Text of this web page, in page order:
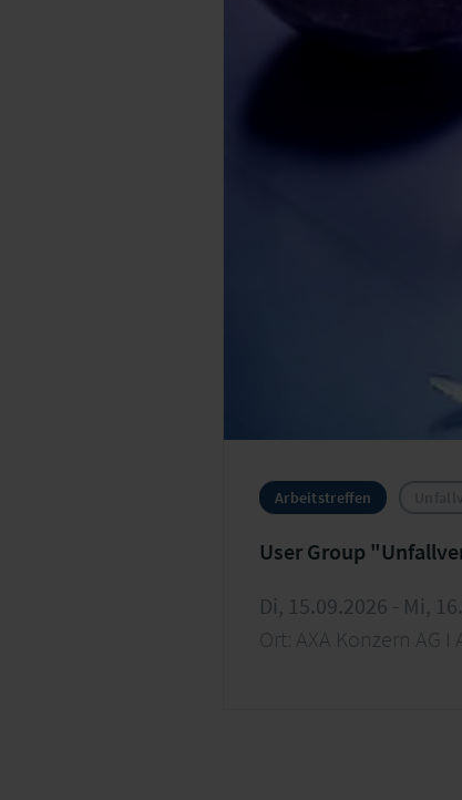
Arbeitstreffen
Di, 15.09.2026 - Mi,
Ort: AXA Konzern AG